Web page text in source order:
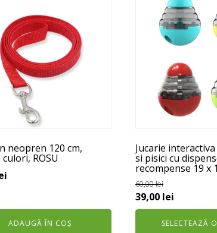
neopren 120 cm,
ROSU
ADAUGĂ ÎN COȘ
Jucarie
si pisici cu
recompense 19 x
60,00lei
Prețul
inițial
39,00 lei
curent
este:
SELECTEAZĂ
produs
Opțiunile
în
pagina
produsului.